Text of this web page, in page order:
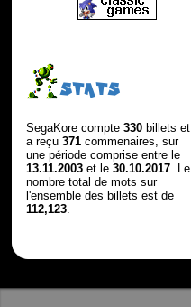
STATS
SegaKore compte 330billets et
a reçu 371commenaires, sur
une période comprise entre le
13.11.2003et le 30.10.2017. Le
nombre total de mots sur
l'ensemble des billets est de
112,123.